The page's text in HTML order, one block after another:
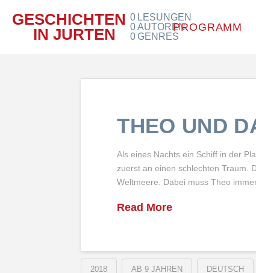
GESCHICHTEN
IN JURTEN
0
0
0
LESUNGEN
AUTOREN
GENRES
PROGRAMM
THEO UND
Als eines Nachts ein Schiff in der
zuerst an einen schlechten Traum.
Weltmeere. Dabei muss Theo
Read More
2018 AB 9 JAHREN DEUTSCH